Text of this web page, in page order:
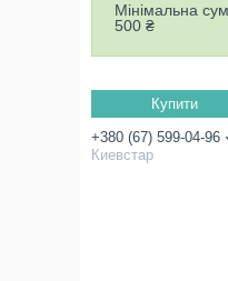
Мінімальна
500 ₴
Купити
+380 (67) 599-04-96
Киевстар